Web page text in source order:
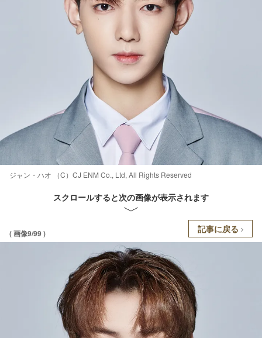
ジャン・ハオ （C）CJ ENM Co., Ltd, All Rights Reserved
スクロールすると次の画像が表示されます
( 画像9/99 ) 記事に戻る